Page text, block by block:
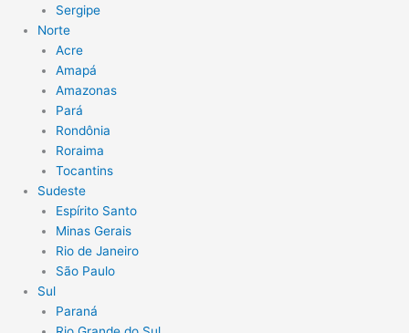
Sergipe
Norte
Acre
Amapá
Amazonas
Pará
Rondônia
Roraima
Tocantins
Sudeste
Espírito Santo
Minas Gerais
Rio de Janeiro
São Paulo
Sul
Paraná